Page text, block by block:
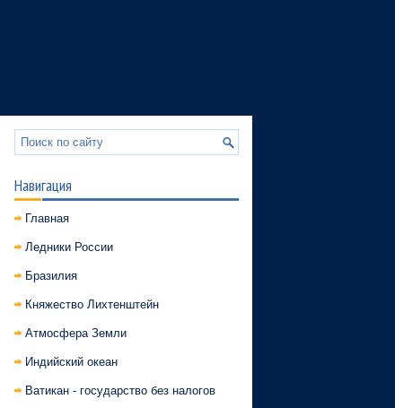
Навигация
Главная
Ледники России
Бразилия
Княжество Лихтенштейн
Атмосфера Земли
Индийский океан
Ватикан - государство без налогов